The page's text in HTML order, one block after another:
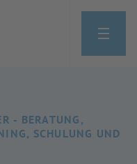
- BERATUNG,
SCHULUNG UND